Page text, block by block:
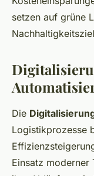
setzen auf grüne
Die
Logistikprozesse
Einsatz moderner